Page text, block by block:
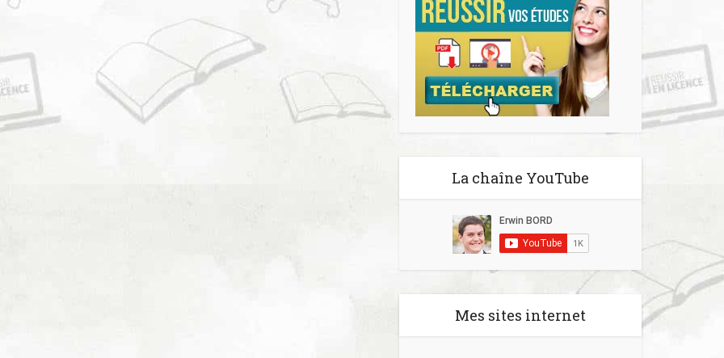
La chaîne YouTube
Mes sites internet